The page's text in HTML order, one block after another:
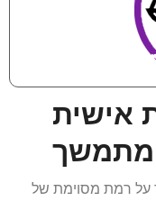
אישית
מתמשך
על רמת מסוימת של